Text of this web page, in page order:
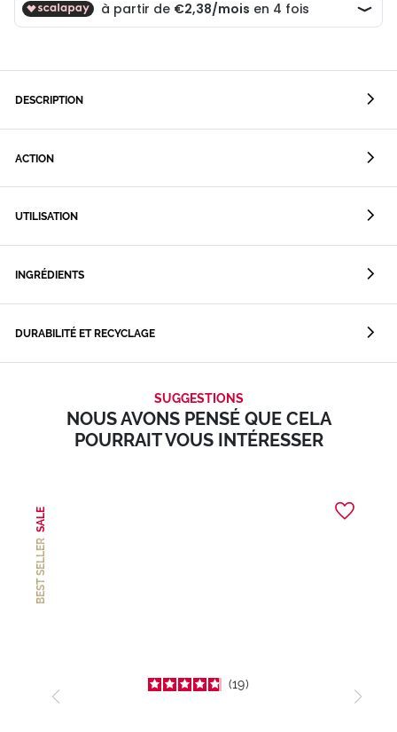
DESCRIPTION
ACTION
UTILISATION
INGRÉDIENTS
DURABILITÉ ET RECYCLAGE
SUGGESTIONS
NOUS AVONS PENSÉ QUE CELA
POURRAIT VOUS INTÉRESSER
BEST SELLER
SALE
19